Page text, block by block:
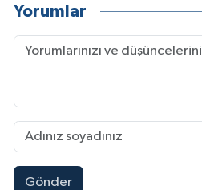
Yorumlar
Gönder